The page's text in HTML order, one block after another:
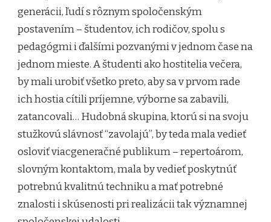
generácii, ľudí s rôznym spoločenským
postavením – študentov, ich rodičov, spolu s
pedagógmi i ďalšími pozvanými v jednom čase na
jednom mieste. A študenti ako hostitelia večera,
by mali urobiť všetko preto, aby sa v prvom rade
ich hostia cítili príjemne, výborne sa zabavili,
zatancovali… Hudobná skupina, ktorú si na svoju
stužkovú slávnosť “zavolajú”, by teda mala vedieť
osloviť viacgeneračné publikum – repertoárom,
slovným kontaktom, mala by vedieť poskytnúť
potrebnú kvalitnú techniku a mať potrebné
znalosti i skúsenosti pri realizácii tak významnej